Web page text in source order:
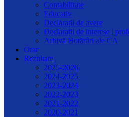
Contabilitate
Educativ
Declarații de avere
Declarații de interese |
Arhivă Hotărâri ale CA
Orar
Rezultate
2025-2026
2024-2025
2023-2024
2022-2023
2021-2022
2020-2021